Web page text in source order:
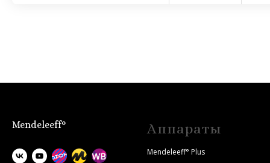
Mendeleeff° Аппараты
Mendeleeff° Plus